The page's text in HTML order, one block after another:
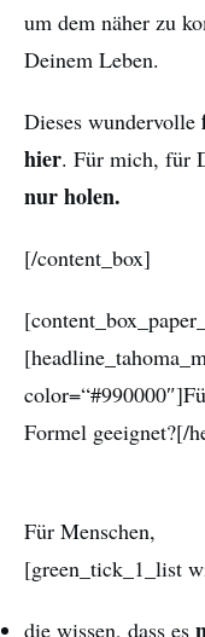
um dem näher zu
Deinem Leben.
Dieses wundervolle
hier. Für mich, für
nur holen.
[/content_box]
Formel geeignet?[/
Für Menschen,
[green_tick_1_list
die wissen, dass es